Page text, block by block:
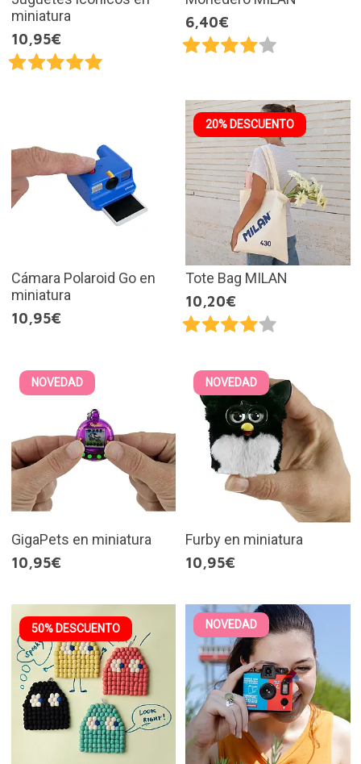
miniatura
10,95€
6,40€
Cámara Polaroid Go en
miniatura
10,95€
20% DESCUENTO
Tote Bag MILAN
10,20€
NOVEDAD
GigaPets en miniatura
10,95€
NOVEDAD
Furby en miniatura
10,95€
50% DESCUENTO NOVEDAD